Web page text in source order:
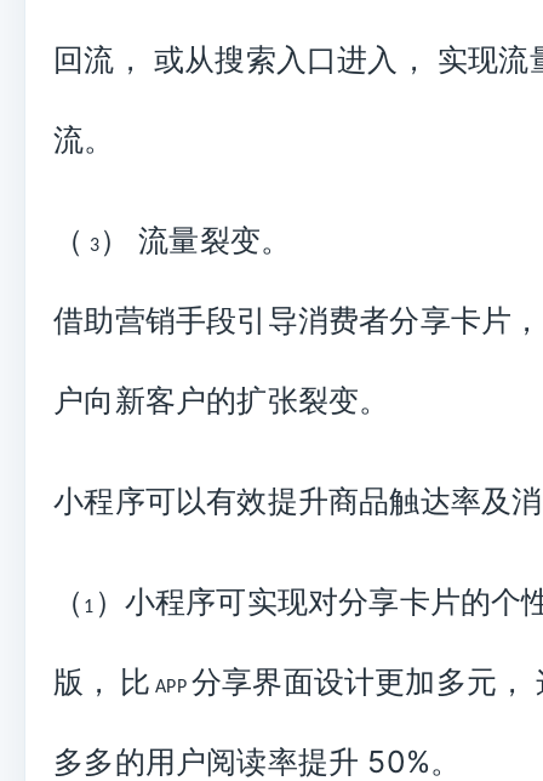
回流， 或从搜索入口进入， 实现流
流。
（ 3） 流量裂变。
借助营销手段引导消费者分享卡片
户向新客户的扩张裂变。
小程序可以有效提升商品触达率及
（ 1 ） 小程序可实现对分享卡片的个
版， 比 APP 分享界面设计更加多元，
多多的用户阅读率提升 50%。